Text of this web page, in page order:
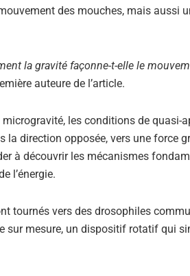
des mouches, mais aussi
la gravité façonne-t-elle le
auteure de l’article.
les conditions de quasi-
la direction opposée, vers une force
à découvrir les mécanismes
l’énergie.
tournés vers des drosophiles
sur mesure, un dispositif rotatif qui